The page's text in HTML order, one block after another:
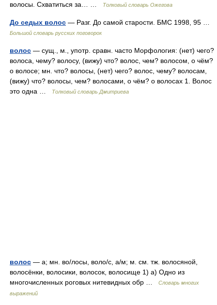
волосы. Схватиться за… …
Толковый словарь Ожегова
До седых волос — Разг. До самой старости. БМС 1998, 95 …
Большой словарь русских поговорок
волос — сущ., м., употр. сравн. часто Морфология: (нет) чего?
волоса, чему? волосу, (вижу) что? волос, чем? волосом, о чём?
о волосе; мн. что? волосы, (нет) чего? волос, чему? волосам,
(вижу) что? волосы, чем? волосами, о чём? о волосах 1. Волос
это одна …
Толковый словарь Дмитриева
волос — а; мн. во/лосы, воло/с, а/м; м. см. тж. волосяной,
волосёнки, волосики, волосок, волосище 1) а) Одно из
многочисленных роговых нитевидных обр …
Словарь многих
выражений